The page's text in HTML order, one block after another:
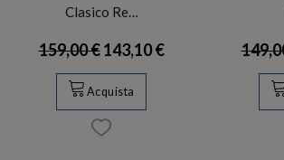
Clasico Re…
159,00 €143,10 €
Acquista